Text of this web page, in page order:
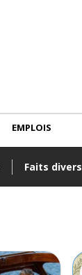
Faits divers
EMPLOIS